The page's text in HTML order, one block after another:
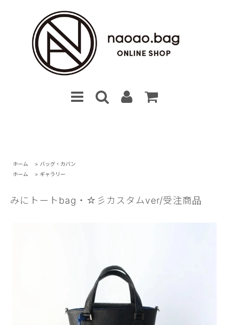
ホーム > バッグ・カバン
ホーム
> ギャラリー
みにトートbag・☆彡カスタムver/受注商品